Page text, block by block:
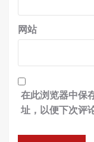
网站
在此浏览器中保
址，以便下次评